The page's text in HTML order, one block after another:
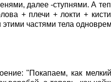
далее -ступнями. А
+ плечи + локти +
частями тела
"Покапаем, как